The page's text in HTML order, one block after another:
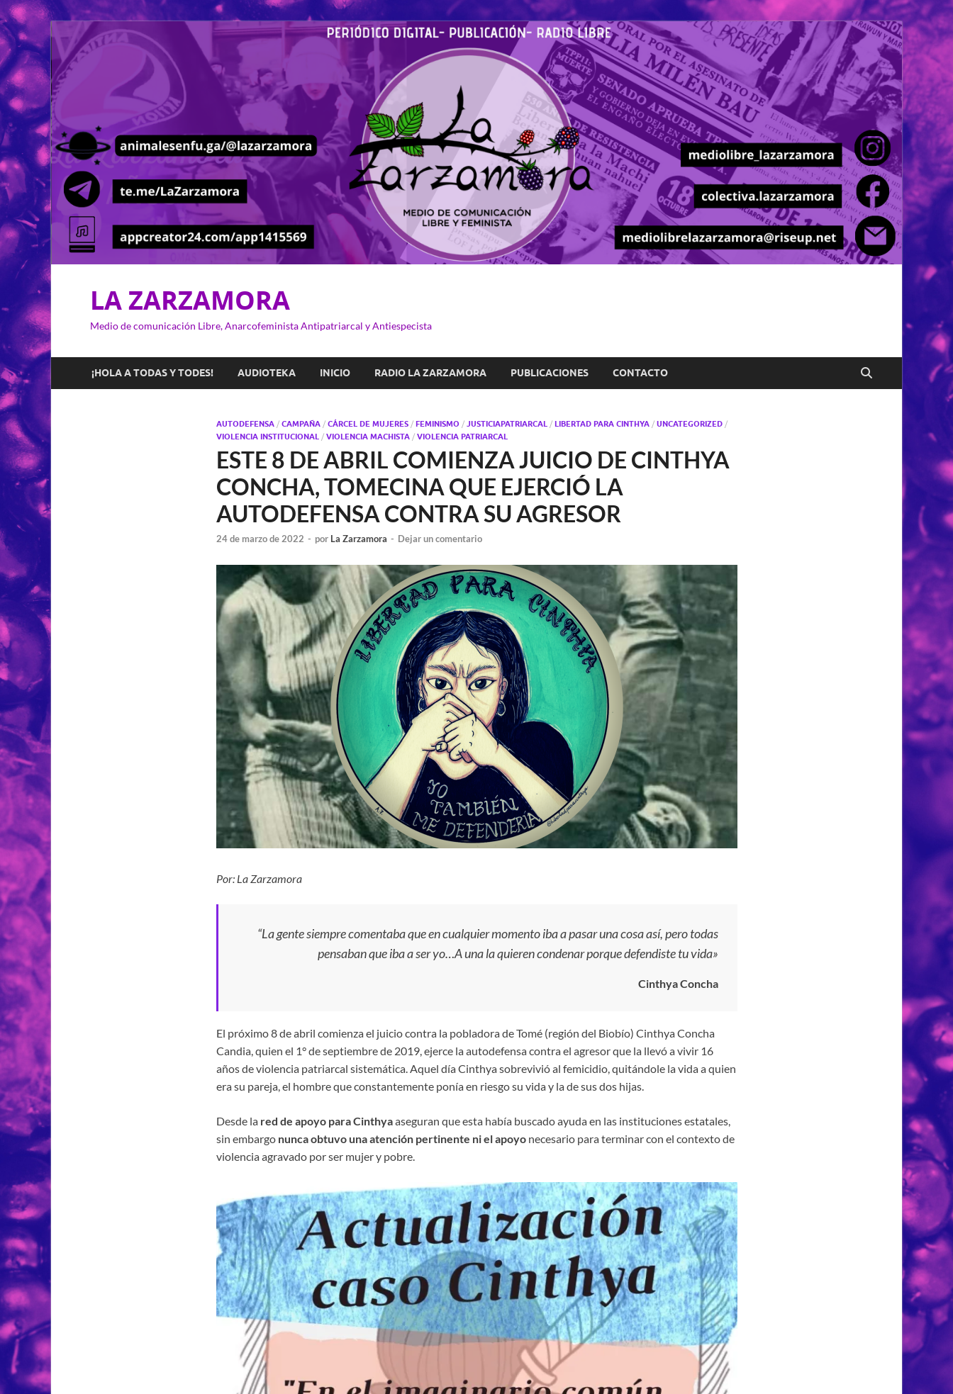
LA ZARZAMORA
Medio de comunicación Libre, Anarcofeminista Antipatriarcal y Antiespecista
¡HOLA A TODAS Y TODES! AUDIOTEKA INICIO RADIO LA ZARZAMORA PUBLICACIONES CONTACTO
AUTODEFENSA/ CAMPAÑA/ CÁRCEL DE MUJERES/ FEMINISMO / JUSTICIAPATRIARCAL / LIBERTAD PARA CINTHYA/ UNCATEGORIZED/
VIOLENCIA INSTITUCIONAL / VIOLENCIA MACHISTA/ VIOLENCIA PATRIARCAL
ESTE 8 DE ABRIL COMIENZA JUICIO DE CINTHYA
CONCHA, TOMECINA QUE EJERCIÓ LA
AUTODEFENSA CONTRA SU AGRESOR
24 de marzo de 2022 - por La Zarzamora - Dejar un comentario
Por: La Zarzamora
“La gente siempre comentaba que en cualquier momento iba a pasar una cosa así, pero todas
pensaban que iba a ser yo…A una la quieren condenar porque defendiste tu vida»
Cinthya Concha
El próximo 8 de abril comienza el juicio contra la pobladora de Tomé (región del Biobío) Cinthya Concha
Candia, quien el 1° de septiembre de 2019, ejerce la autodefensa contra el agresor que la llevó a vivir 16
años de violencia patriarcal sistemática. Aquel día Cinthya sobrevivió al femicidio, quitándole la vida a quien
era su pareja, el hombre que constantemente ponía en riesgo su vida y la de sus dos hijas.
Desde la red de apoyo para Cinthyaaseguran que esta había buscado ayuda en las instituciones estatales,
sin embargo nunca obtuvo una atención pertinente ni el apoyonecesario para terminar con el contexto de
violencia agravado por ser mujer y pobre.